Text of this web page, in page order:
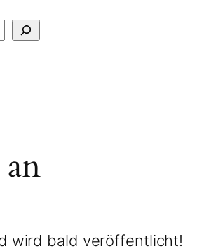
wird bald veröffentlicht!